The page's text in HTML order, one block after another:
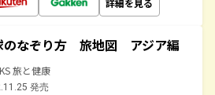
のなぞり方 旅地図 アジア編
旅と健康
発売